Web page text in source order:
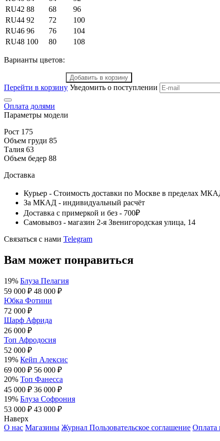
RU42 88 68
96
RU44 92 72
100
RU46 96 76
104
RU48 100 80 108
Варианты цветов:
Добавить в корзину
Перейти в корзину Уведомить о поступлении
Оплата долями
Параметры модели
Рост 175
Объем груди 85
Талия 63
Объем бедер 88
Доставка
Курьер - Стоимость доставки по Москве в пределах
За МКАД - индивидуальный расчёт
Доставка с примеркой и без - 700₽
Самовывоз - магазин 2-я Звенигородская улица, 14
Связаться с нами Telegram
Вам может понравиться
19% Блуза Пелагия
59 000 ₽ 48 000 ₽
Юбка Фотини
72 000 ₽
Шарф Африда
26 000 ₽
Топ Афродосия
52 000 ₽
19% Кейп Алексис
69 000 ₽ 56 000 ₽
20% Топ Фанесса
45 000 ₽ 36 000 ₽
19% Блуза Софрония
53 000 ₽ 43 000 ₽
Наверх
О нас Магазины Журнал Пользовательское соглашение Оплата